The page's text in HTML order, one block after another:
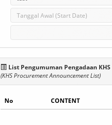
List Pengumuman Pengadaan KHS
(KHS Procurement Announcement List)
No CONTENT